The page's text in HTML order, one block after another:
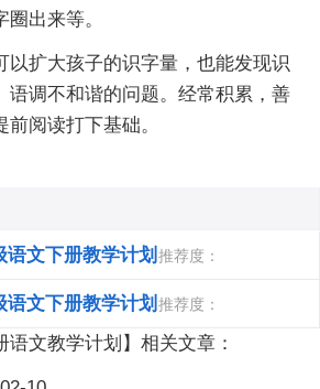
出来等。
扩大孩子的识字量，也能发现识
语调不和谐的问题。经常积累，善
阅读打下基础。
语文下册教学计划 推荐度：
语文下册教学计划 推荐度：
语文教学计划】相关文章：